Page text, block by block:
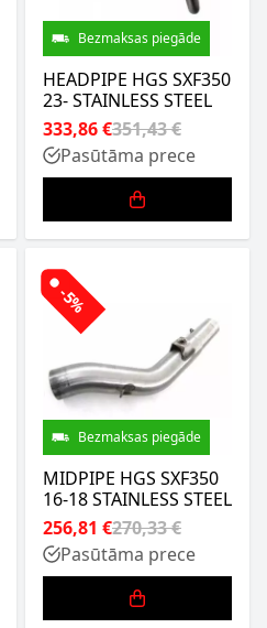
Bezmaksas piegāde
HEADPIPE HGS SXF350
23- STAINLESS STEEL
333,86 €351,43 €
Pasūtāma prece
-5%
Bezmaksas piegāde
MIDPIPE HGS SXF350
16-18 STAINLESS STEEL
256,81 €270,33 €
Pasūtāma prece